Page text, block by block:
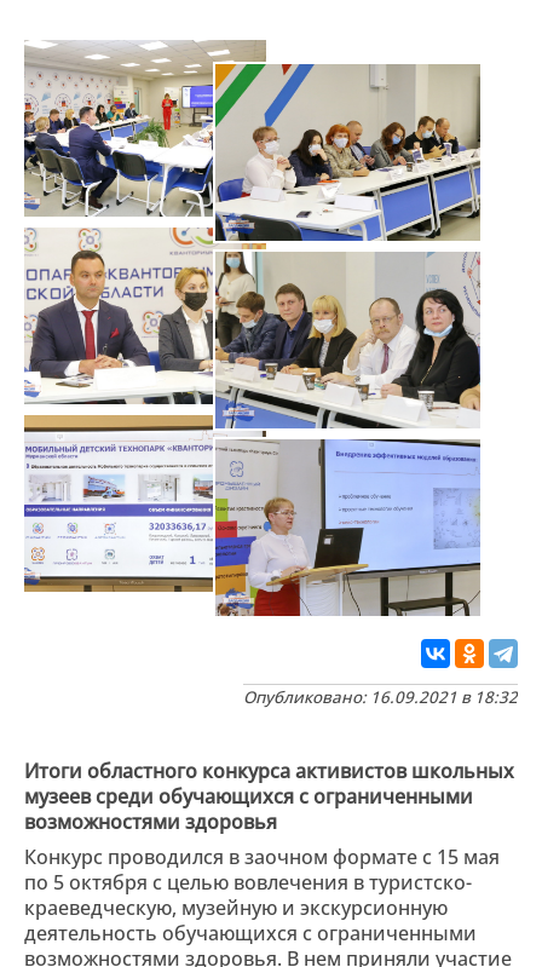
Опубликовано: 16.09.2021 в 18:32
Итоги областного конкурса активистов школьных
музеев среди обучающихся с ограниченными
возможностями здоровья
Конкурс проводился в заочном формате с 15 мая
по 5 октября с целью вовлечения в туристско-
краеведческую, музейную и экскурсионную
деятельность обучающихся с ограниченными
возможностями здоровья. В нем приняли участие